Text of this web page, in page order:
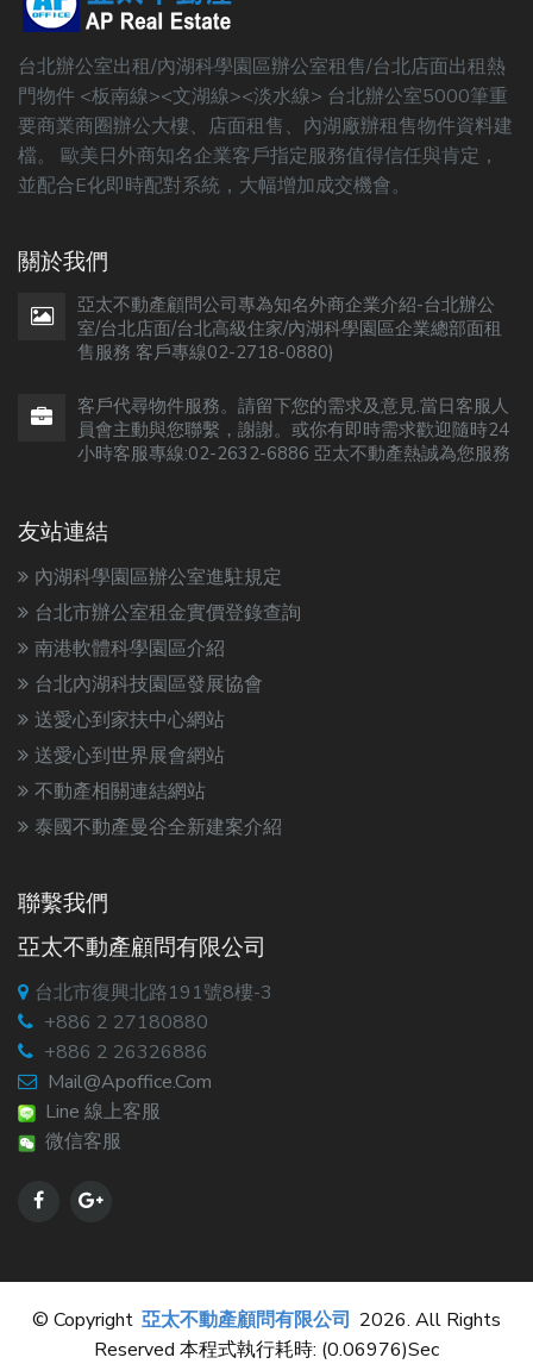
台北辦公室出租/內湖科學園區辦公室租售/台北店面出租熱
門物件 <板南線><文湖線><淡水線> 台北辦公室5000筆重
要商業商圈辦公大樓、店面租售、內湖廠辦租售物件資料建
檔。 歐美日外商知名企業客戶指定服務值得信任與肯定，
並配合E化即時配對系統，大幅增加成交機會。
關於我們
亞太不動產顧問公司專為知名外商企業介紹-台北辦公
室/台北店面/台北高級住家/內湖科學園區企業總部面租
售服務 客戶專線02-2718-0880)
客戶代尋物件服務。請留下您的需求及意見.當日客服人
員會主動與您聯繫，謝謝。或你有即時需求歡迎隨時24
小時客服專線:02-2632-6886 亞太不動產熱誠為您服務
友站連結
內湖科學園區辦公室進駐規定
台北市辦公室租金實價登錄查詢
南港軟體科學園區介紹
台北內湖科技園區發展協會
送愛心到家扶中心網站
送愛心到世界展會網站
不動產相關連結網站
泰國不動產曼谷全新建案介紹
聯繫我們
亞太不動產顧問有限公司
台北市復興北路191號8樓-3
+886 2 27180880
+886 2 26326886
Mail@apoffice.com
Line 線上客服
微信客服
© Copyright 亞太不動產顧問有限公司 2026. All Rights
Reserved 本程式執行耗時: (0.06976)sec